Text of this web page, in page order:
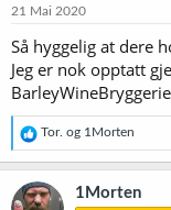
e
:
21 Mai 2020
Så hyggelig at dere
Jeg er nok opptatt
R
e
a
k
s
Tor. og 1Morten
1Morten